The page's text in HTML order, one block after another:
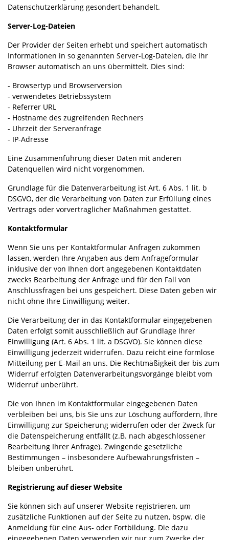
Datenschutzerklärung gesondert behandelt.
Server-Log-Dateien
Der Provider der Seiten erhebt und speichert automatisch
Informationen in so genannten Server-Log-Dateien, die Ihr
Browser automatisch an uns übermittelt. Dies sind:
- Browsertyp und Browserversion
- verwendetes Betriebssystem
- Referrer URL
- Hostname des zugreifenden Rechners
- Uhrzeit der Serveranfrage
- IP-Adresse
Eine Zusammenführung dieser Daten mit anderen
Datenquellen wird nicht vorgenommen.
Grundlage für die Datenverarbeitung ist Art. 6 Abs. 1 lit. b
DSGVO, der die Verarbeitung von Daten zur Erfüllung eines
Vertrags oder vorvertraglicher Maßnahmen gestattet.
Kontaktformular
Wenn Sie uns per Kontaktformular Anfragen zukommen
lassen, werden Ihre Angaben aus dem Anfrageformular
inklusive der von Ihnen dort angegebenen Kontaktdaten
zwecks Bearbeitung der Anfrage und für den Fall von
Anschlussfragen bei uns gespeichert. Diese Daten geben wir
nicht ohne Ihre Einwilligung weiter.
Die Verarbeitung der in das Kontaktformular eingegebenen
Daten erfolgt somit ausschließlich auf Grundlage Ihrer
Einwilligung (Art. 6 Abs. 1 lit. a DSGVO). Sie können diese
Einwilligung jederzeit widerrufen. Dazu reicht eine formlose
Mitteilung per E-Mail an uns. Die Rechtmäßigkeit der bis zum
Widerruf erfolgten Datenverarbeitungsvorgänge bleibt vom
Widerruf unberührt.
Die von Ihnen im Kontaktformular eingegebenen Daten
verbleiben bei uns, bis Sie uns zur Löschung auffordern, Ihre
Einwilligung zur Speicherung widerrufen oder der Zweck für
die Datenspeicherung entfällt (z.B. nach abgeschlossener
Bearbeitung Ihrer Anfrage). Zwingende gesetzliche
Bestimmungen – insbesondere Aufbewahrungsfristen –
bleiben unberührt.
Registrierung auf dieser Website
Sie können sich auf unserer Website registrieren, um
zusätzliche Funktionen auf der Seite zu nutzen, bspw. die
Anmeldung für eine Aus- oder Fortbildung. Die dazu